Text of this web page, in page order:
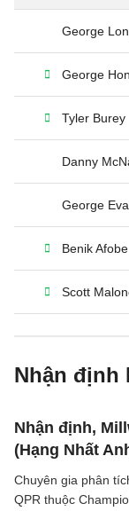
George
George
Tyler Burey
Danny
George
Benik Afobe
Scott
Nhận định
Nhận định,
(Hạng Nhất
Chuyên gia phân
QPR thuộc